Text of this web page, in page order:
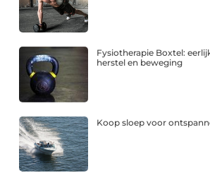
Fysiotherapie Boxtel:
herstel en beweging
Koop sloep voor